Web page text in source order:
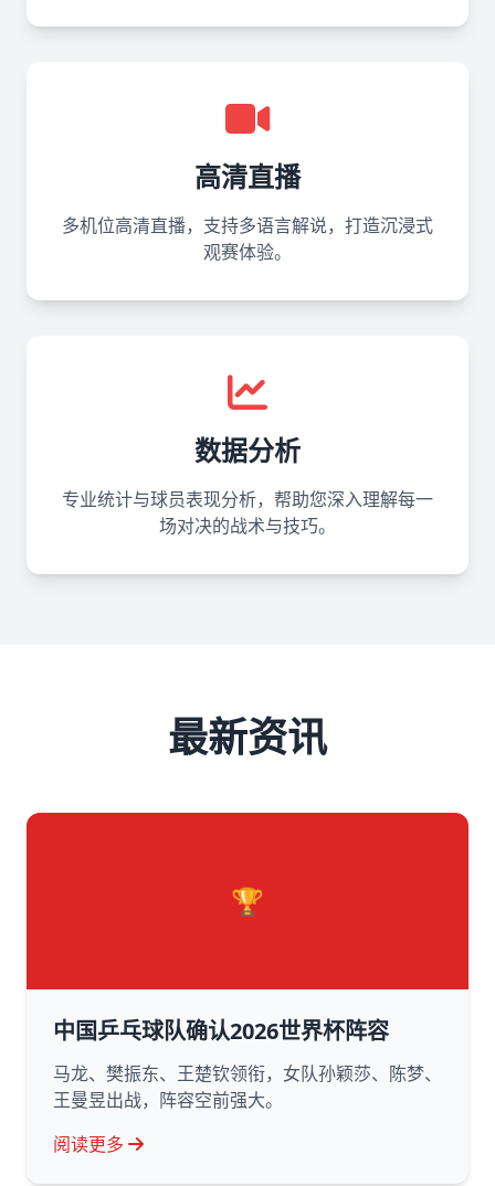
高清直播
多机位高清直播，支持多语言解说，打造沉浸式
观赛体验。
数据分析
专业统计与球员表现分析，帮助您深入理解每一
场对决的战术与技巧。
最新资讯
🏆
中国乒乓球队确认2026世界杯阵容
马龙、樊振东、王楚钦领衔，女队孙颖莎、陈梦、
王曼昱出战，阵容空前强大。
阅读更多